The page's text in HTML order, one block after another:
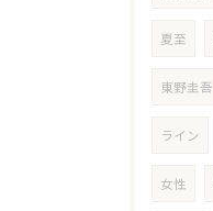
夏至
東野圭吾
ライン
女性